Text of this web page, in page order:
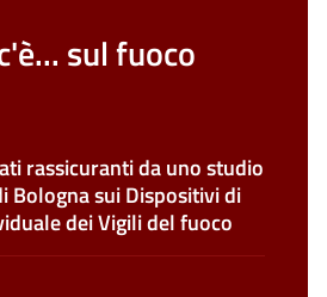
sul fuoco
rassicuranti da uno studio
Bologna sui Dispositivi di
dei Vigili del fuoco